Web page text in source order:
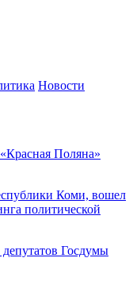
Новости
Поляна»
Коми, вошел
политической
Госдумы